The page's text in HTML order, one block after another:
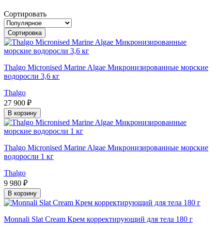
Сортировать
Сортировка
Thalgo Micronised Marine Algae Микронизированные морские
водоросли 3,6 кг
Thalgo
27 900 ₽
В корзину
Thalgo Micronised Marine Algae Микронизированные морские
водоросли 1 кг
Thalgo
9 980 ₽
В корзину
Monnali Slat Cream Крем корректирующий для тела 180 г